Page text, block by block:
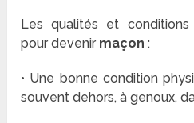
Les qualités et conditions
pour devenir maçon :
• Une bonne condition
souvent dehors, à genoux,